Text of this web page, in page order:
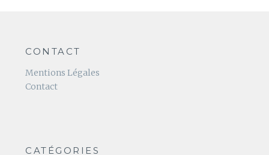
CONTACT
Mentions Légales
Contact
CATÉGORIES